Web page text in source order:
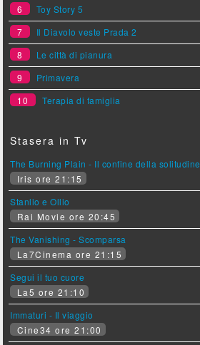
6
Toy Story 5
7
Il Diavolo veste Prada 2
8
Le città di pianura
9
Primavera
10
Terapia di famiglia
Stasera in Tv
The Burning Plain - Il confine della solitudine
Iris ore 21:15
Stanlio e Ollio
Rai Movie ore 20:45
The Vanishing - Scomparsa
La7Cinema ore 21:15
Segui il tuo cuore
La5 ore 21:10
Immaturi - Il viaggio
Cine34 ore 21:00